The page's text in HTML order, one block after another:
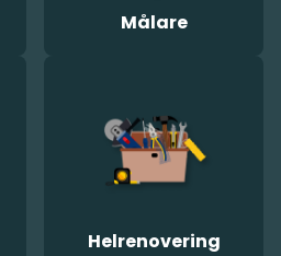
Målare
Helrenovering